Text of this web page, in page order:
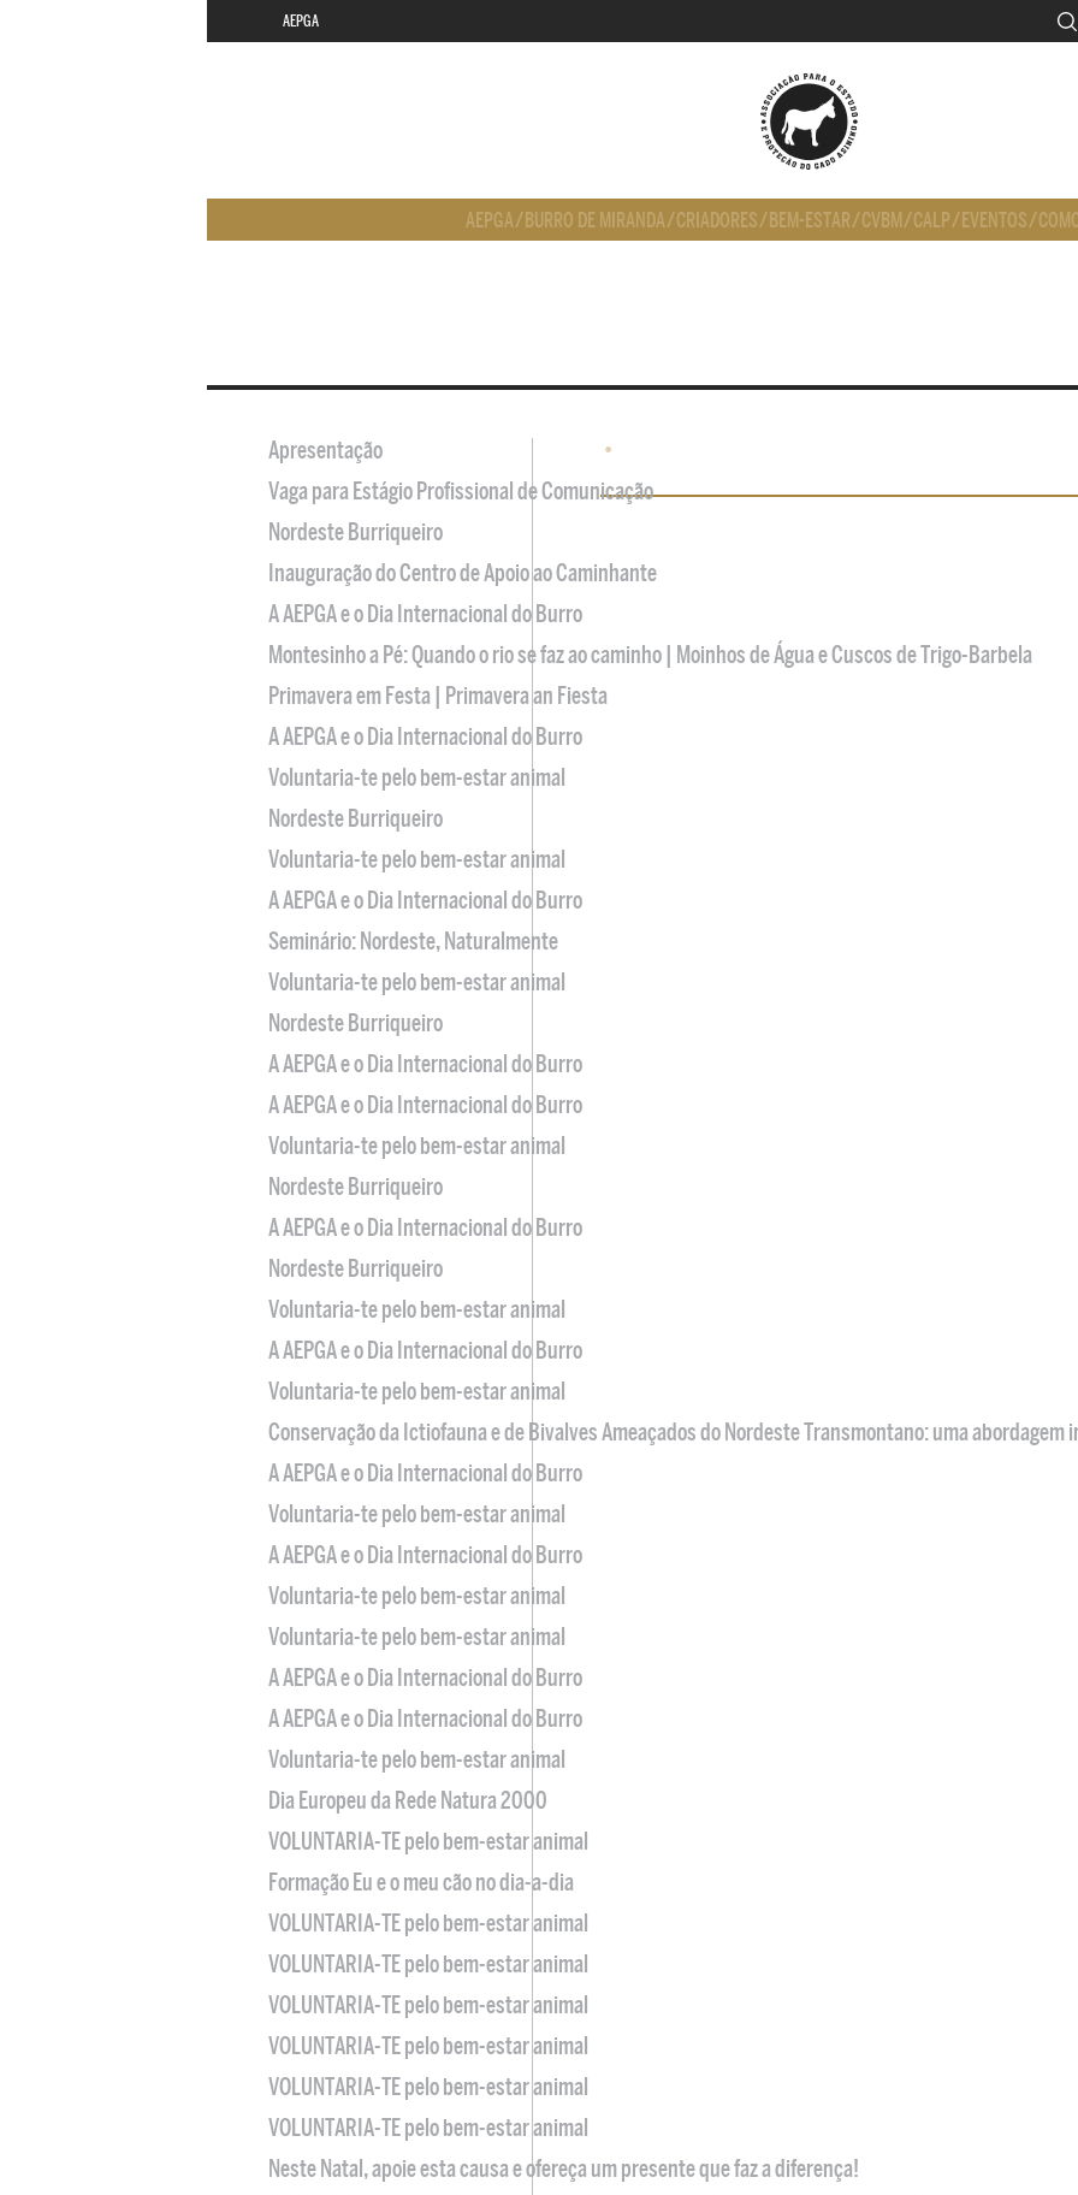
AEPGA
AEPGA/ BURRO DE MIRANDA/CRIADORES/ BEM-ESTAR/CVBM/CALP/ EVENTOS/
•
Apresentação
Vaga para Estágio Profissional de Comunicação
Nordeste Burriqueiro
Inauguração do Centro de Apoio ao Caminhante
A AEPGA e o Dia Internacional do Burro
Montesinho a Pé: Quando o rio se faz ao caminho | Moinhos de Água e Cuscos de Trigo-Barbela
Primavera em Festa | Primavera an Fiesta
A AEPGA e o Dia Internacional do Burro
Voluntaria-te pelo bem-estar animal
Nordeste Burriqueiro
Voluntaria-te pelo bem-estar animal
A AEPGA e o Dia Internacional do Burro
Seminário: Nordeste, Naturalmente
Voluntaria-te pelo bem-estar animal
Nordeste Burriqueiro
A AEPGA e o Dia Internacional do Burro
A AEPGA e o Dia Internacional do Burro
Voluntaria-te pelo bem-estar animal
Nordeste Burriqueiro
A AEPGA e o Dia Internacional do Burro
Nordeste Burriqueiro
Voluntaria-te pelo bem-estar animal
A AEPGA e o Dia Internacional do Burro
Voluntaria-te pelo bem-estar animal
Conservação da Ictiofauna e de Bivalves Ameaçados do Nordeste Transmontano: uma abordagem
A AEPGA e o Dia Internacional do Burro
Voluntaria-te pelo bem-estar animal
A AEPGA e o Dia Internacional do Burro
Voluntaria-te pelo bem-estar animal
Voluntaria-te pelo bem-estar animal
A AEPGA e o Dia Internacional do Burro
A AEPGA e o Dia Internacional do Burro
Voluntaria-te pelo bem-estar animal
Dia Europeu da Rede Natura 2000
VOLUNTARIA-TE pelo bem-estar animal
Formação Eu e o meu cão no dia-a-dia
VOLUNTARIA-TE pelo bem-estar animal
VOLUNTARIA-TE pelo bem-estar animal
VOLUNTARIA-TE pelo bem-estar animal
VOLUNTARIA-TE pelo bem-estar animal
VOLUNTARIA-TE pelo bem-estar animal
VOLUNTARIA-TE pelo bem-estar animal
Neste Natal, apoie esta causa e ofereça um presente que faz a diferença!